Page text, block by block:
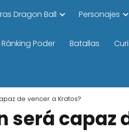
Dragon Ball Personajes
Ránking Poder Batallas
de vencer a Kratos?
será capaz